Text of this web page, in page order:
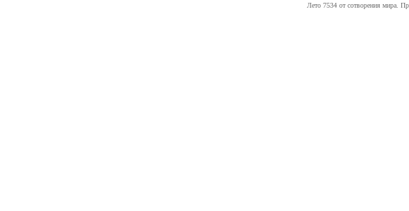
Лето 7534 от сотворения мира.